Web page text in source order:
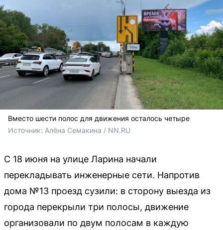
Вместо шести полос для движения осталось четыре
Источник: Алёна Семакина / NN.RU
С 18 июня на улице Ларина начали
перекладывать инженерные сети. Напротив
дома №13 проезд сузили: в сторону выезда из
города перекрыли три полосы, движение
организовали по двум полосам в каждую